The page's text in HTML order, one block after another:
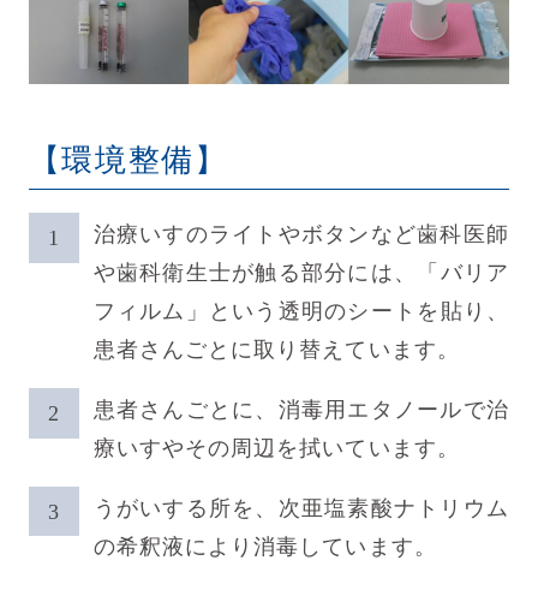
【環境整備】
治療いすのライトやボタンなど歯科医師
や歯科衛生士が触る部分には、「バリア
フィルム」という透明のシートを貼り、
患者さんごとに取り替えています。
患者さんごとに、消毒用エタノールで治
療いすやその周辺を拭いています。
うがいする所を、次亜塩素酸ナトリウム
の希釈液により消毒しています。